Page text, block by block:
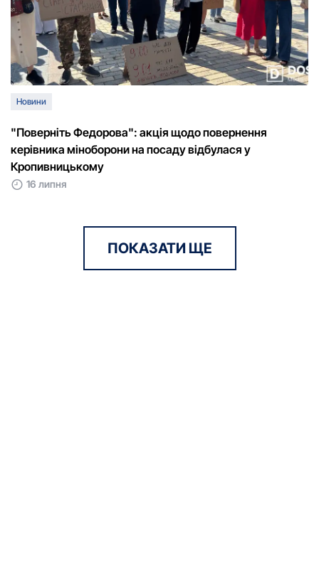
Новини
"Поверніть Федорова": акція щодо повернення
керівника міноборони на посаду відбулася у
Кропивницькому
16 липня
ПОКАЗАТИ ЩЕ